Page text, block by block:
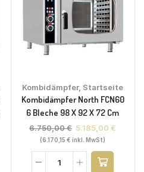
Kombidämpfer, Startseite
Kombidämpfer North FCN60
6 Bleche 98 X 92 X 72 Cm
6.750,00€ 5.185,00€
(6.170,15€ inkl. MwSt)